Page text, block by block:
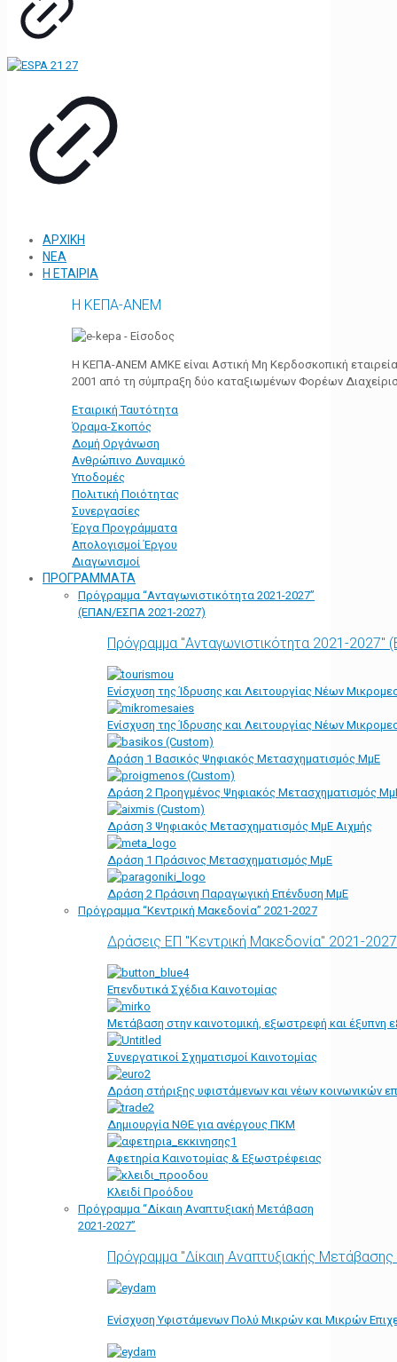
ΑΡΧΙΚΗ
ΝΕΑ
Η ΕΤΑΙΡΙΑ
Η ΚΕΠΑ-ΑΝΕΜ
Η ΚΕΠΑ-ΑΝΕΜ ΑΜΚΕ είναι Αστική Μη Κερδοσκοπική
2001 από τη σύμπραξη δύο καταξιωμένων Φορέων
Εταιρική Ταυτότητα
Όραμα-Σκοπός
Δομή Οργάνωση
Ανθρώπινο Δυναμικό
Υποδομές
Πολιτική Ποιότητας
Συνεργασίες
Έργα Προγράμματα
Απολογισμοί Έργου
Διαγωνισμοί
ΠΡΟΓΡΑΜΜΑΤΑ
Πρόγραμμα “Ανταγωνιστικότητα 2021-2027”
(ΕΠΑΝ/ΕΣΠΑ 2021-2027)
Πρόγραμμα "Ανταγωνιστικότητα 2021-
Ενίσχυση της Ίδρυσης και Λειτουργίας Νέων
Ενίσχυση της Ίδρυσης και Λειτουργίας Νέων
Δράση 1 Βασικός Ψηφιακός Μετασχηματισμός ΜμΕ
Δράση 2 Προηγμένος Ψηφιακός Μετασχηματισμός
Δράση 3 Ψηφιακός Μετασχηματισμός ΜμΕ Αιχμής
Δράση 1 Πράσινος Μετασχηματισμός ΜμΕ
Δράση 2 Πράσινη Παραγωγική Επένδυση ΜμΕ
Πρόγραμμα “Κεντρική Μακεδονία” 2021-2027
Δράσεις ΕΠ "Κεντρική Μακεδονία" 2021-2027
Επενδυτικά Σχέδια Καινοτομίας
Μετάβαση στην καινοτομική, εξωστρεφή και έξυπνη
Συνεργατικοί Σχηματισμοί Καινοτομίας
Δράση στήριξης υφιστάμενων και νέων κοινωνικών
Δημιουργία ΝΘΕ για ανέργους ΠΚΜ
Αφετηρία Kαινοτομίας & Εξωστρέφειας
Κλειδί Προόδου
Πρόγραμμα “Δίκαιη Αναπτυξιακή Μετάβαση
2021-2027”
Πρόγραμμα "Δίκαιη Αναπτυξιακής
Ενίσχυση Υφιστάμενων Πολύ Μικρών και Μικρών